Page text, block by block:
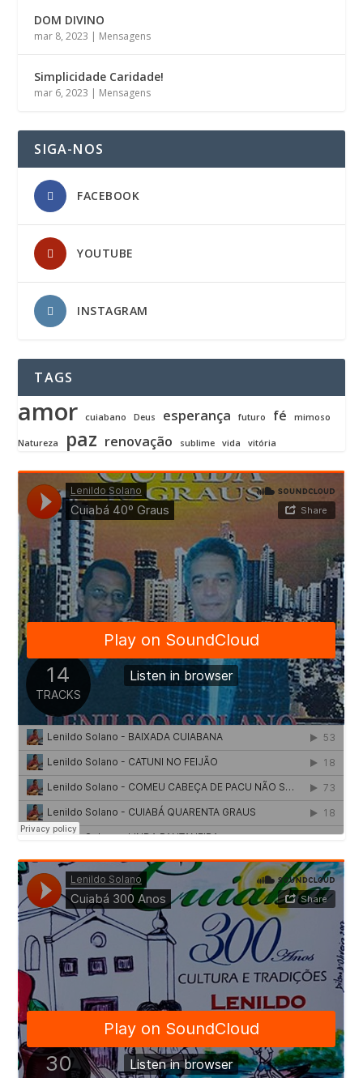
DOM DIVINO
mar 8, 2023 | Mensagens
Simplicidade Caridade!
mar 6, 2023 | Mensagens
SIGA-NOS
FACEBOOK
YOUTUBE
INSTAGRAM
TAGS
amor cuiabano Deus esperança futuro fé mimoso
Natureza paz renovação sublime vida vitória